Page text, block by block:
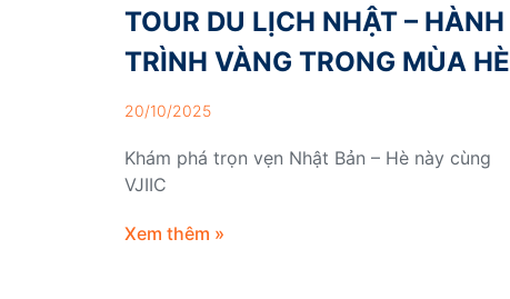
TOUR DU LỊCH NHẬT – HÀNH
TRÌNH VÀNG TRONG MÙA HÈ
20/10/2025
Khám phá trọn vẹn Nhật Bản – Hè này cùng
VJIIC
Xem thêm »